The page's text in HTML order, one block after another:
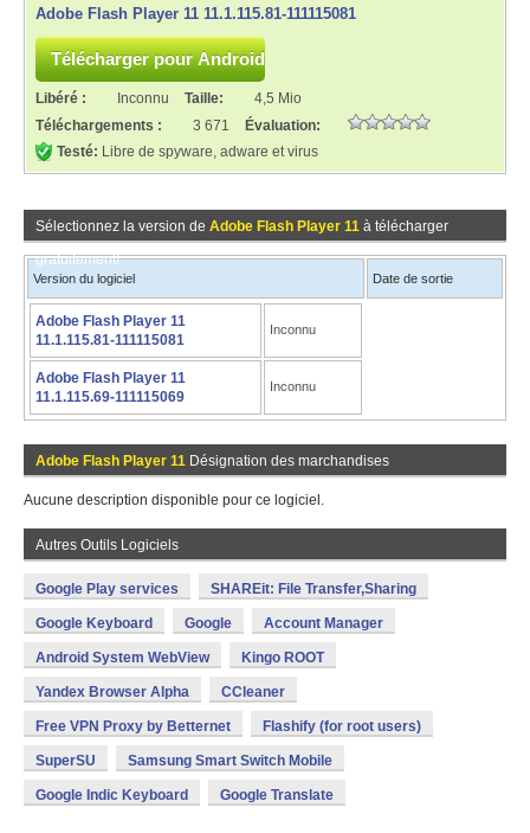
Adobe Flash Player 11 11.1.115.81-111115081
Libéré : Inconnu Taille:
4,5 Mio
Téléchargements :
3 671
Évaluation:
Testé: Libre de spyware, adware et virus
Sélectionnez la version de Adobe Flash Player 11 à télécharger
gratuitement!
Version du logiciel Date de sortie
Adobe Flash Player 11
11.1.115.81-111115081
Inconnu
Adobe Flash Player 11
11.1.115.69-111115069
Inconnu
Adobe Flash Player 11 Désignation des marchandises
Aucune description disponible pour ce logiciel.
Autres Outils Logiciels
Google Play services SHAREit: File Transfer,Sharing
Google Keyboard Google Account Manager
Android System WebView Kingo ROOT
Yandex Browser Alpha CCleaner
Free VPN Proxy by Betternet Flashify (for root users)
SuperSU Samsung Smart Switch Mobile
Google Indic Keyboard Google Translate